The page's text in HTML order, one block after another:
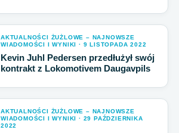
AKTUALNOŚCI ŻUŻLOWE – NAJNOWSZE
WIADOMOŚCI I WYNIKI · 9 LISTOPADA 2022
Kevin Juhl Pedersen przedłużył swój
kontrakt z Lokomotivem Daugavpils
AKTUALNOŚCI ŻUŻLOWE – NAJNOWSZE
WIADOMOŚCI I WYNIKI · 29 PAŹDZIERNIKA
2022